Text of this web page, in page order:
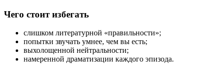
Чего стоит избегать
слишком литературной «правильности»;
попытки звучать умнее, чем вы есть;
выхолощенной нейтральности;
намеренной драматизации каждого эпизода.